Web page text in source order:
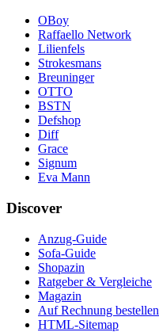
OBoy
Raffaello Network
Lilienfels
Strokesmans
Breuninger
OTTO
BSTN
Defshop
Diff
Grace
Signum
Eva Mann
Discover
Anzug-Guide
Sofa-Guide
Shopazin
Ratgeber & Vergleiche
Magazin
Auf Rechnung bestellen
HTML-Sitemap